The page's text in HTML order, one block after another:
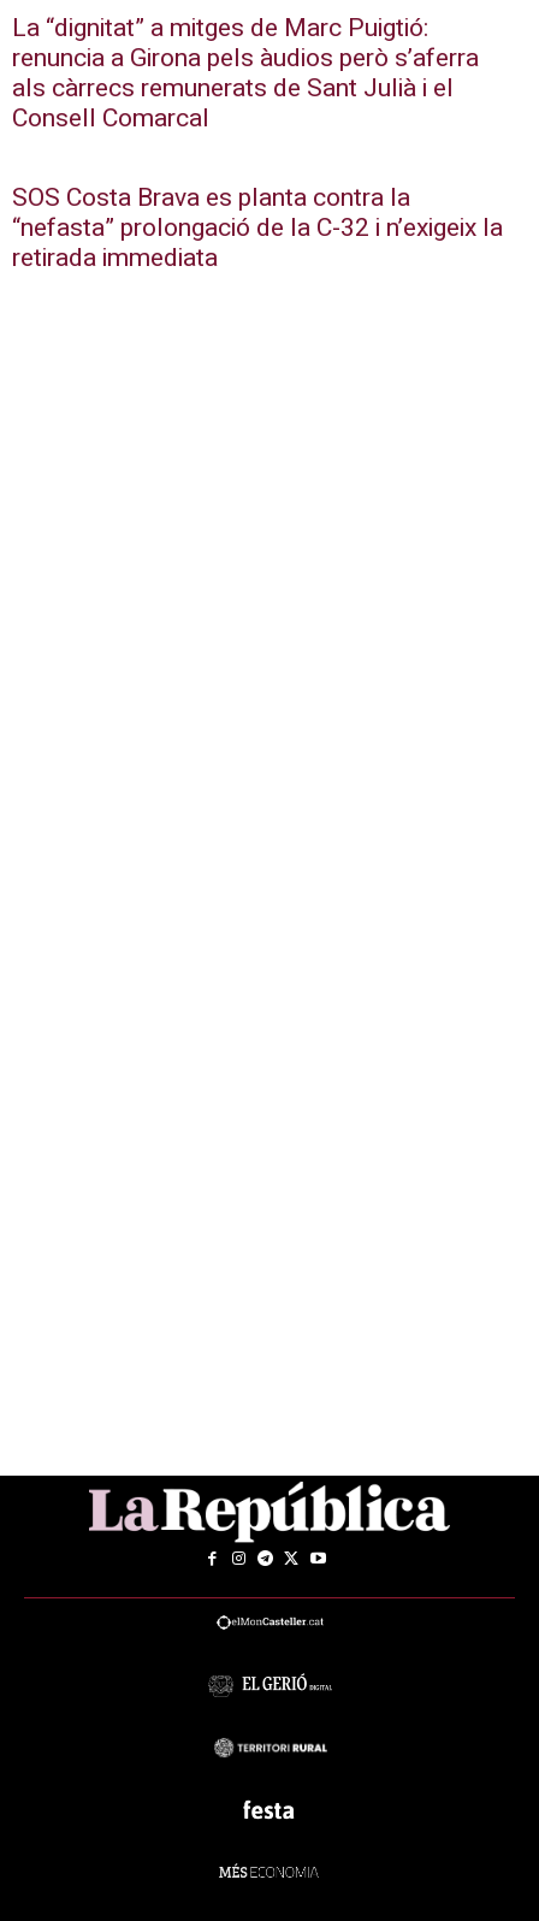
La “dignitat” a mitges de Marc Puigtió:
renuncia a Girona pels àudios però s’aferra
als càrrecs remunerats de Sant Julià i el
Consell Comarcal
SOS Costa Brava es planta contra la
“nefasta” prolongació de la C-32 i n’exigeix la
retirada immediata